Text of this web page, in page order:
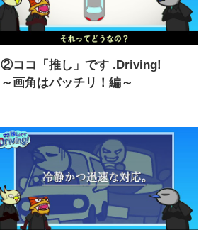
②ココ「推し」です .Driving!
～画角はバッチリ！編～